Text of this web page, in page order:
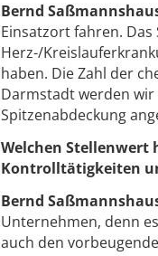
Bernd
Einsatzort fahren.
Herz-/
haben. Die Zahl der
Darmstadt werden
Spitzenabdeckung
Welchen Stellenwert
Kontrolltätigkeiten
Bernd
Unternehmen, denn
auch den